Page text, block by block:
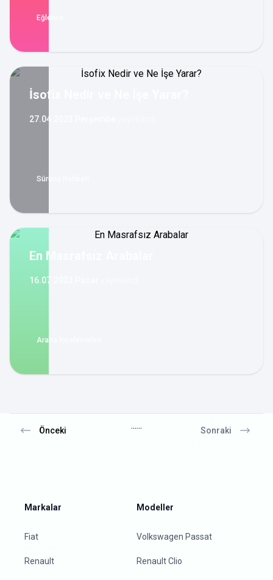
Eğlence
İsofix Nedir ve Ne İşe Yarar?
27.04.2023 Perşembe
Sürücü Rehberi
En Masrafsız Arabalar
16.07.2023 Pazar
Araba İncelemeleri
Önceki ...... Sonraki
Markalar
Fiat
Renault
Modeller
Volkswagen Passat
Renault Clio